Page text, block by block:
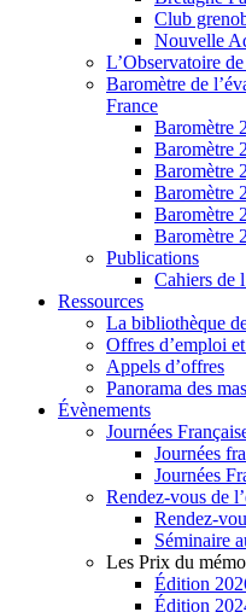
Club
Nouvelle
L’Observatoire
Baromètre de
France
Baromètre
Baromètre
Baromètre
Baromètre
Baromètre
Baromètre
Publications
Cahiers de
Ressources
La bibliothèque
Offres d’emploi
Appels d’offres
Panorama des
Évènements
Journées
Journées
Journées
Rendez-vous de
Rendez-
Séminaire
Les Prix du
Édition
Édition